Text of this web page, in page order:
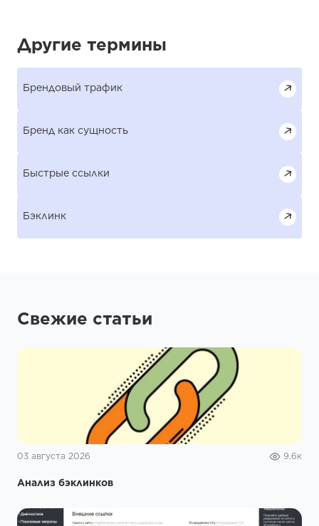
Другие термины
Брендовый трафик
Бренд как сущность
Быстрые ссылки
Бэклинк
Свежие статьи
03 августа 2026 9.6к
Анализ бэклинков